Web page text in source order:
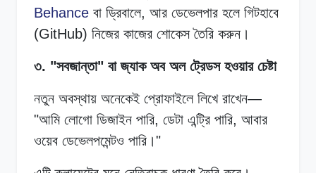
Behance বা ড্রিবালে, আর ডেভেলপার হলে গিটহাবে
(GitHub) নিজের কাজের শোকেস তৈরি করুন।
৩. "সবজান্তা" বা জ্যাক অব অল ট্রেডস হওয়ার চেষ্টা
নতুন অবস্থায় অনেকেই প্রোফাইলে লিখে রাখেন—
"আমি লোগো ডিজাইন পারি, ডেটা এন্ট্রি পারি, আবার
ওয়েব ডেভেলপমেন্টও পারি।"